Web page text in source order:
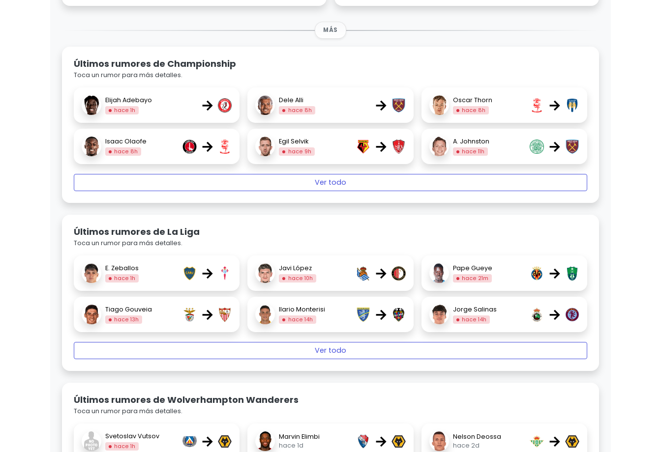
MÁS
Últimos rumores de Championship
Toca un rumor para más detalles.
Elijah Adebayo
hace 1h → Dele Alli
hace 8h → Oscar Thorn
hace 8h →
Isaac Olaofe
hace 8h → Egil Selvik
hace 9h → A. Johnston
hace 11h →
Ver todo
Últimos rumores de La Liga
Toca un rumor para más detalles.
E. Zeballos
hace 1h → Javi López
hace 10h → Pape Gueye
hace 21m →
Tiago Gouveia
hace 13h → Ilario Monterisi
hace 14h → Jorge Salinas
hace 14h →
Ver todo
Últimos rumores de Wolverhampton Wanderers
Toca un rumor para más detalles.
Svetoslav Vutsov
hace 1h →
Marvin Elimbi
hace 1d
→
Nelson Deossa
hace 2d
→